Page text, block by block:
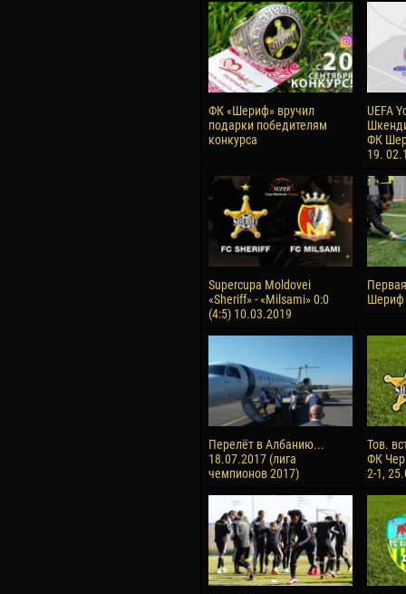
ФК «Шериф» вручил
подарки победителям
конкурса
UEFA
ФК
19.
Supercupa Moldovei
«Sheriff» - «Milsami» 0:0
(4:5) 10.03.2019
Шериф
Перелёт в Албанию...
18.07.2017 (лига
чемпионов 2017)
Тов.
ФК
2-1,